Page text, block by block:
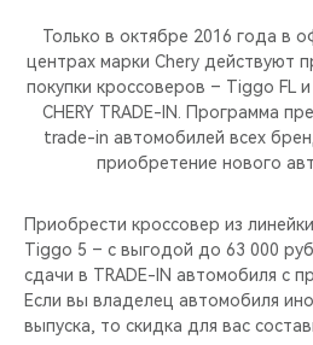
СЕДАНЫ
НОВИНКИ
ПОДДЕРЖКА
CHERY CONNECT
CHERY В СОЦСЕТЯХ
ЛЮДИ CHERY
CHERY REMOTE
CHERY И СПОРТ
Только в октябре 2016 года в
центрах марки Chery действуют
покупки кроссоверов – Tiggo FL
CHERY TRADE-IN. Программа
trade-in автомобилей всех
приобретение нового
Приобрести кроссовер из
Tiggo 5 – c выгодой до 63 000
сдачи в TRADE-IN автомобиля с
Если вы владелец автомобиля
выпуска, то скидка для вас